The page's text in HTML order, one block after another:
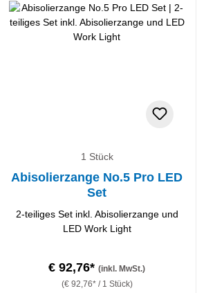
1 Stück
Abisolierzange No.5 Pro LED
Set
2-teiliges Set inkl. Abisolierzange und
LED Work Light
€ 92,76*(inkl. MwSt.)
(€ 92,76* / 1 Stück)